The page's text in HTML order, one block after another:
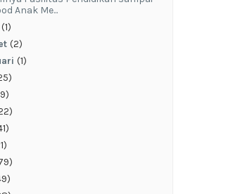
Anak Me...
(1)
(2)
(1)